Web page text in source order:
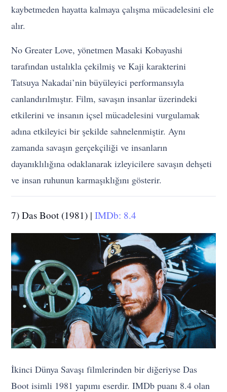
kaybetmeden hayatta kalmaya çalışma mücadelesini ele
alır.
No Greater Love, yönetmen Masaki Kobayashi
tarafından ustalıkla çekilmiş ve Kaji karakterini
Tatsuya Nakadai’nin büyüleyici performansıyla
canlandırılmıştır. Film, savaşın insanlar üzerindeki
etkilerini ve insanın içsel mücadelesini vurgulamak
adına etkileyici bir şekilde sahnelenmiştir. Aynı
zamanda savaşın gerçekçiliği ve insanların
dayanıklılığına odaklanarak izleyicilere savaşın dehşeti
ve insan ruhunun karmaşıklığını gösterir.
7) Das Boot (1981) |IMDb: 8.4
İkinci Dünya Savaşı filmlerinden bir diğeriyse Das
Boot isimli 1981 yapımı eserdir. IMDb puanı 8.4 olan